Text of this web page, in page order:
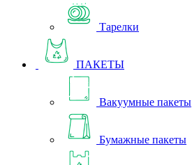
Тарелки
ПАКЕТЫ
Вакуумные пакеты
Бумажные пакеты